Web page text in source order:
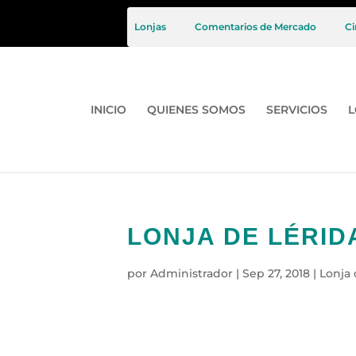
Lonjas Comentarios de Mercado
INICIO QUIENES SOMOS SERVICIOS
LONJA DE
por Administrador | Sep 27, 2018 | Lonja